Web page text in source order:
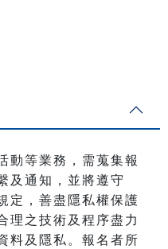
動等業務，需蒐集報
及通知，並將遵守
定，善盡隱私權保護
理之技術及程序盡力
料及隱私。報名者所